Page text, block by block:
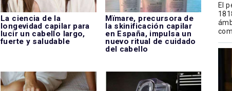
El
La ciencia de la
longevidad capilar para
lucir un cabello largo,
fuerte y saludable
Mïmare, precursora de
la skinificación capilar
en España, impulsa un
nuevo ritual de cuidado
del cabello